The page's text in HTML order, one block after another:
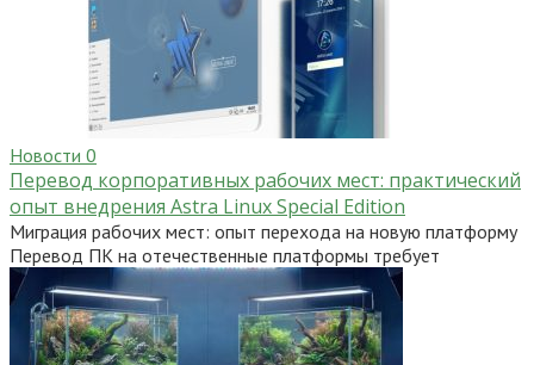
Новости 0
Перевод корпоративных рабочих мест: практический
опыт внедрения Astra Linux Special Edition
Миграция рабочих мест: опыт перехода на новую платформу
Перевод ПК на отечественные платформы требует